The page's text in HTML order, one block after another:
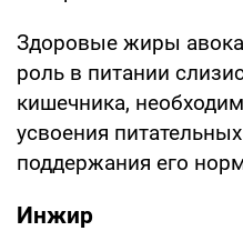
Здоровые жиры
роль в питании
кишечника,
усвоения
поддержания его
Инжир